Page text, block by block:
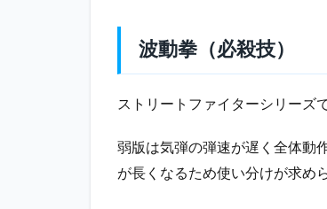
波動拳（必殺技）
ストリートファイターシリーズ
弱版は気弾の弾速が遅く全体動
が長くなるため使い分けが求め